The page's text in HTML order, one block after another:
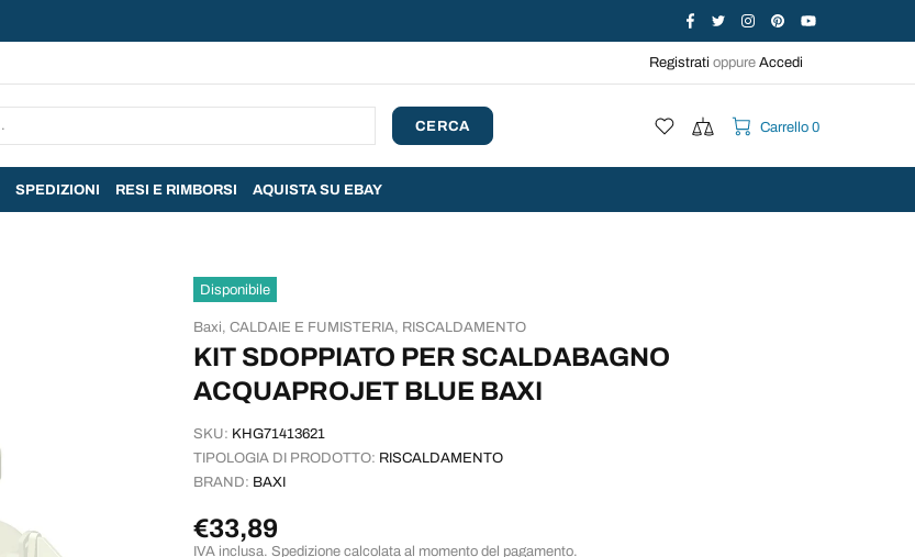
Registrati oppure Accedi
CERCA Carrello 0
SPEDIZIONI RESI E RIMBORSI AQUISTA SU EBAY
Disponibile
Baxi, CALDAIE E FUMISTERIA, RISCALDAMENTO
KIT SDOPPIATO PER SCALDABAGNO
ACQUAPROJET BLUE BAXI
SKU: KHG71413621
TIPOLOGIA DI PRODOTTO: RISCALDAMENTO
BRAND: BAXI
€33,89
IVA inclusa. Spedizione calcolata al momento del pagamento.